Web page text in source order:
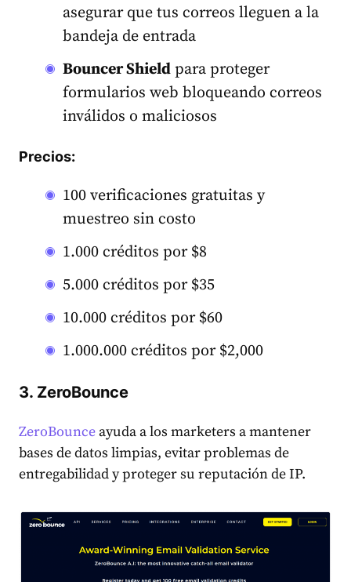
asegurar que tus correos lleguen a la
bandeja de entrada
Bouncer Shield para proteger
formularios web bloqueando correos
inválidos o maliciosos
Precios:
100 verificaciones gratuitas y
muestreo sin costo
1.000 créditos por $8
5.000 créditos por $35
10.000 créditos por $60
1.000.000 créditos por $2,000
3. ZeroBounce
ZeroBounce ayuda a los marketers a mantener
bases de datos limpias, evitar problemas de
entregabilidad y proteger su reputación de IP.